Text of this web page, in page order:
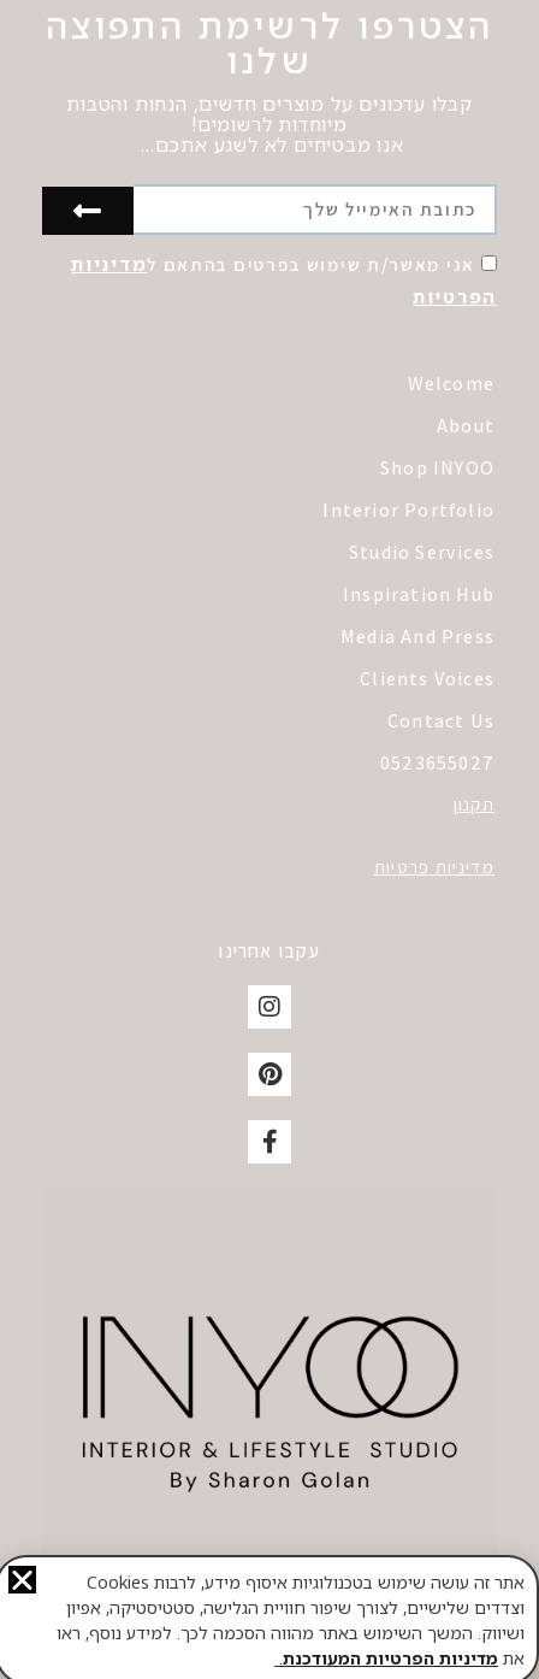
Welcome
About
Shop INYOO
Interior Portfolio
Studio Services
Inspiration Hub
Media And Press
Clients Voices
Contact Us
0523655027
תקנון
מדיניות פרטיות
הצטרפו לרשימת התפוצה
שלנו
קבלו עדכונים על מוצרים חדשים, הנחות והטבות
מיוחדות לרשומים!
אנו מבטיחים לא לשגע אתכם…
אני מאשר/ת שימוש בפרטים בהתאם למדיניות
הפרטיות
עקבו אחרינו
אתר זה עושה שימוש בטכנולוגיות איסוף מידע, לרבות Cookies
וצדדים שלישיים, לצורך שיפור חוויית הגלישה, סטטיסטיקה, אפיון
ושיווק. המשך השימוש באתר מהווה הסכמה לכך. למידע נוסף, ראו
את מדיניות הפרטיות המעודכנת.